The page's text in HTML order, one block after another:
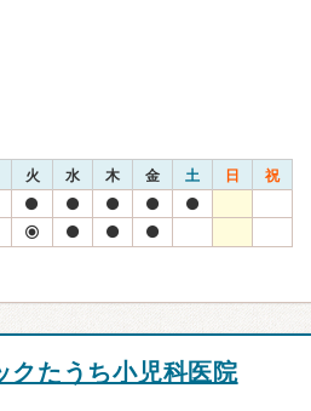
火 水 木 金 土 日 祝
クたうち小児科医院